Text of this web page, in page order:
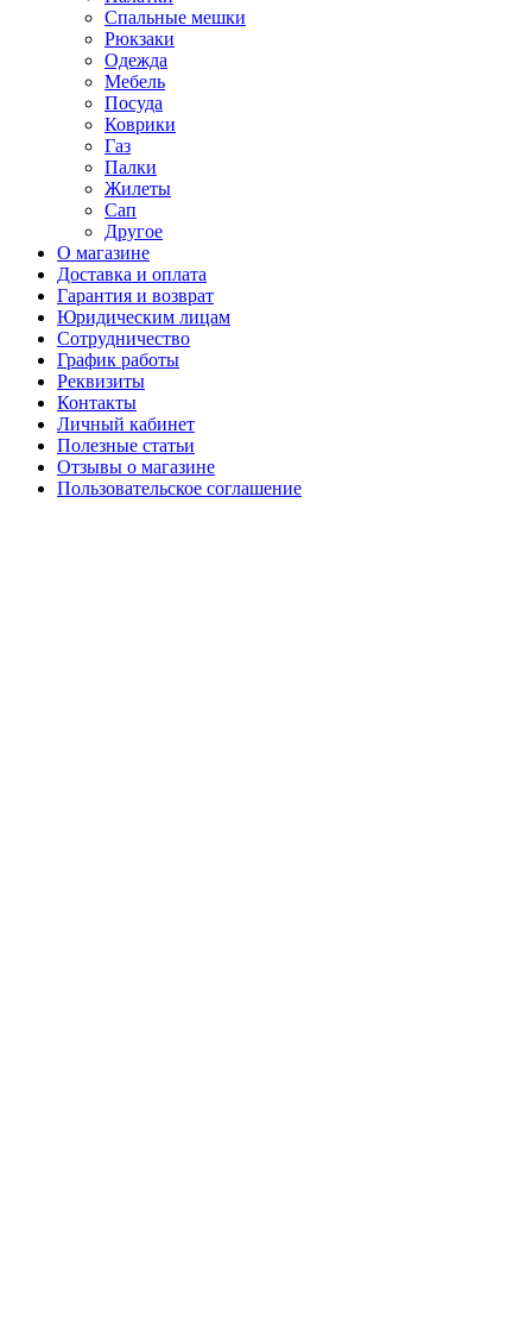
Спальные мешки
Рюкзаки
Одежда
Мебель
Посуда
Коврики
Газ
Палки
Жилеты
Сап
Другое
О магазине
Доставка и оплата
Гарантия и возврат
Юридическим лицам
Сотрудничество
График работы
Реквизиты
Контакты
Личный кабинет
Полезные статьи
Отзывы о магазине
Пользовательское соглашение